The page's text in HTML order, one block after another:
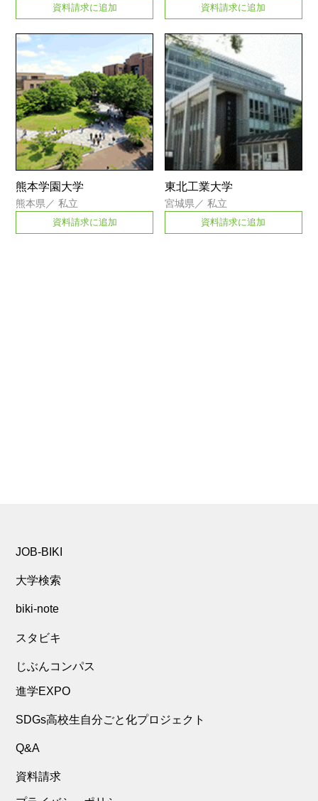
資料請求に追加 資料請求に追加
熊本学園大学
熊本県 ／私立
資料請求に追加
東北工業大学
宮城県 ／私立
資料請求に追加
JOB-BIKI
大学検索
biki-note
スタビキ
じぶんコンパス
進学EXPO
SDGs高校生自分ごと化プロジェクト
Q&A
資料請求